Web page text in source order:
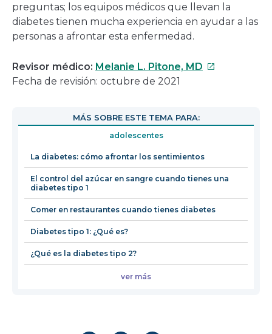
preguntas; los equipos médicos que llevan la
diabetes tienen mucha experiencia en ayudar a las
personas a afrontar esta enfermedad.
Revisor médico: Melanie L. Pitone, MD Este
en
nueva
ventana
Fecha de revisión: octubre de 2021
MÁS SOBRE ESTE TEMA PARA:
adolescentes
La diabetes: cómo afrontar los sentimientos
El control del azúcar en sangre cuando tienes una
diabetes tipo 1
Comer en restaurantes cuando tienes diabetes
Diabetes tipo 1: ¿Qué es?
¿Qué es la diabetes tipo 2?
ver más